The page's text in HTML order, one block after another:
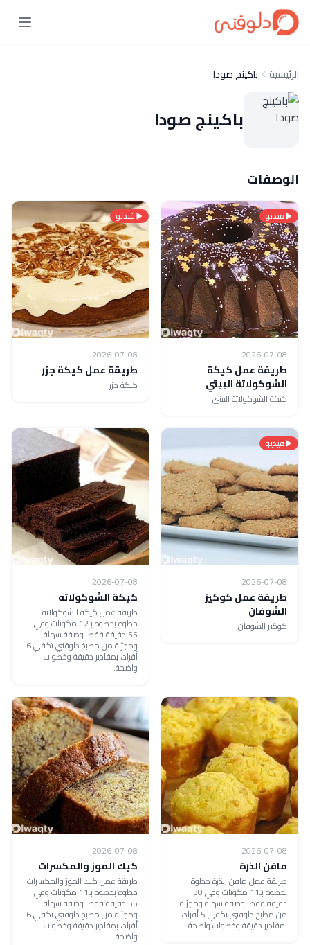
الرئيسية باكينج صودا
باكينج صودا
الوصفات
فيديو
2026-07-08
طريقة عمل كيكة
الشوكولاتة البيتي
كيكة الشوكولاتة البيتي
فيديو
2026-07-08
طريقة عمل كيكة جزر
كيكة جزر
فيديو
2026-07-08
طريقة عمل كوكيز
الشوفان
كوكيز الشوفان
2026-07-08
كيكة الشوكولاته
طريقة عمل كيكة الشوكولاته
خطوة بخطوة بـ12 مكونات وفي
55 دقيقة فقط. وصفة سهلة
ومجرّبة من مطبخ دلوقتي تكفي 6
أفراد، بمقادير دقيقة وخطوات
واضحة.
2026-07-08
مافن الذرة
طريقة عمل مافن الذرة خطوة
بخطوة بـ11 مكونات وفي 30
دقيقة فقط. وصفة سهلة ومجرّبة
من مطبخ دلوقتي تكفي 5 أفراد،
بمقادير دقيقة وخطوات واضحة.
2026-07-08
كيك الموز والمكسرات
طريقة عمل كيك الموز والمكسرات
خطوة بخطوة بـ11 مكونات وفي
55 دقيقة فقط. وصفة سهلة
ومجرّبة من مطبخ دلوقتي تكفي 6
أفراد، بمقادير دقيقة وخطوات
واضحة.